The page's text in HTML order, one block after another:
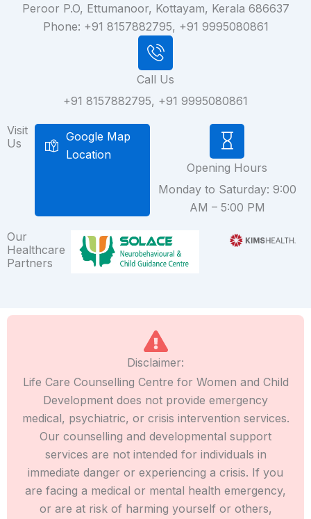
Peroor P.O, Ettumanoor, Kottayam, Kerala 686637
Phone: +91 8157882795, +91 9995080861
Call Us
+91 8157882795, +91 9995080861
Visit
Us
Google Map
Location
Opening Hours
Monday to Saturday: 9:00
AM – 5:00 PM
Our
Healthcare
Partners
Disclaimer:
Life Care Counselling Centre for Women and Child
Development does not provide emergency
medical, psychiatric, or crisis intervention services.
Our counselling and developmental support
services are not intended for individuals in
immediate danger or experiencing a crisis. If you
are facing a medical or mental health emergency,
or are at risk of harming yourself or others,